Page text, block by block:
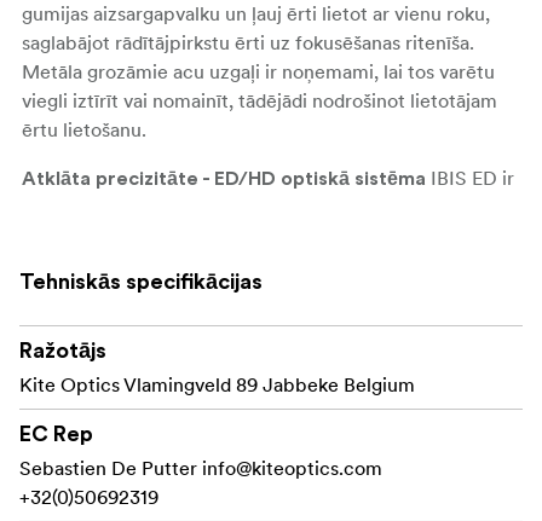
gumijas aizsargapvalku un ļauj ērti lietot ar vienu roku,
saglabājot rādītājpirkstu ērti uz fokusēšanas ritenīša.
Metāla grozāmie acu uzgaļi ir noņemami, lai tos varētu
viegli iztīrīt vai nomainīt, tādējādi nodrošinot lietotājam
ērtu lietošanu.
Atklāta precizitāte - ED/HD optiskā sistēma IBIS ED ir
precīzu un precīzu vizuālo interpretāciju, padarot to par
jaudīgu rīku detalizētiem novērojumiem.
Aizturīgs un uzticams
Pateicoties KITE PERMAVISION
un KITE PERMARESIST pārklājumiem, IBIS ED izceļas ar
izturību pret skarbiem elementiem, nodrošinot skaidrību
dažādos apstākļos. Pilnībā ūdensnecaurlaidīgs un ar
slāpekli pildīts, tas novērš iekšējo miglošanos, padarot to
Tehniskās specifikācijas
Ražotājs
Kite Optics Vlamingveld 89 Jabbeke Belgium
EC Rep
Sebastien De Putter info@kiteoptics.com
+32(0)50692319